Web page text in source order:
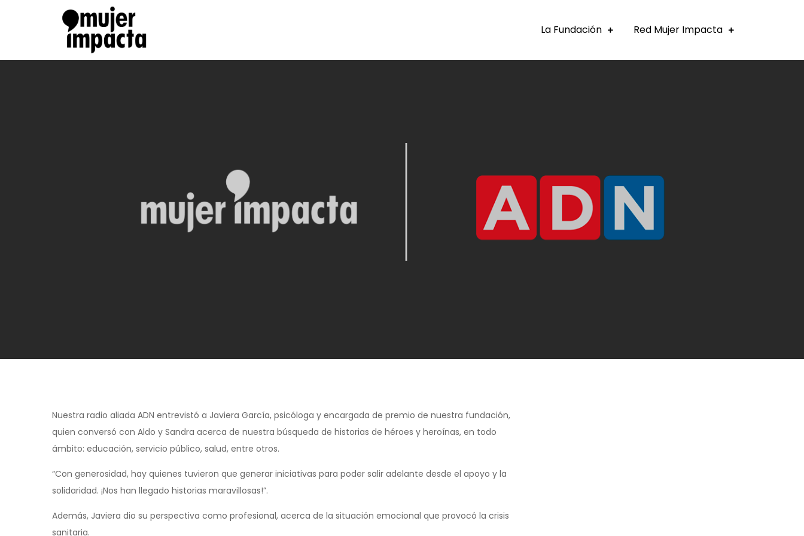
La Fundación Red Mujer Impacta
Nuestra radio aliada ADN entrevistó a Javiera García, psicóloga y encargada de premio de nuestra fundación,
quien conversó con Aldo y Sandra acerca de nuestra búsqueda de historias de héroes y heroínas, en todo
ámbito: educación, servicio público, salud, entre otros.
“Con generosidad, hay quienes tuvieron que generar iniciativas para poder salir adelante desde el apoyo y la
solidaridad. ¡Nos han llegado historias maravillosas!”.
Además, Javiera dio su perspectiva como profesional, acerca de la situación emocional que provocó la crisis
sanitaria.